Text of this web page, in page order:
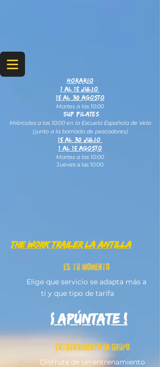
HORARIO
1 al 15 JULIO
15 al 30 Agosto
Martes a las 10:00
SUP PILATES
Miércoles a las 10:00 en la Escuela Española de Vela
(junto a la barriada de pescadores)
15 al 30 julio
1 al 15 Agosto
Martes a las 10:00
Jueves a las 10:00
the work trailer LA ANTILLA
¡ APÚNTATE !
ES TU MOMENTO
Elige que servicio se adapta más a
ti y que tipo de tarifa
ENTRENAMIENTO EN GRUPO
Disfruta de un entrenamiento